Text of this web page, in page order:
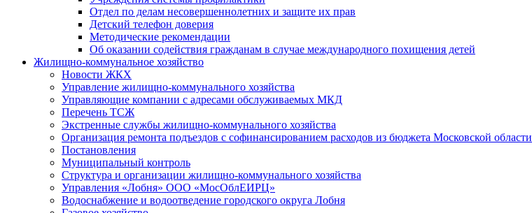
Отдел по делам несовершеннолетних и защите их прав
Детский телефон доверия
Методические рекомендации
Об оказании содействия гражданам в случае международного похищения детей
Жилищно-коммунальное хозяйство
Новости ЖКХ
Управление жилищно-коммунального хозяйства
Управляющие компании с адресами обслуживаемых МКД
Перечень ТСЖ
Экстренные службы жилищно-коммунального хозяйства
Организация ремонта подъездов с софинансированием расходов из бюджета Московской области
Постановления
Муниципальный контроль
Структура и организации жилищно-коммунального хозяйства
Управления «Лобня» ООО «МосОблЕИРЦ»
Водоснабжение и водоотведение городского округа Лобня